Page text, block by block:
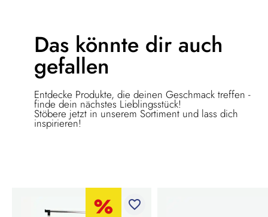
Das könnte dir auch
gefallen
Entdecke Produkte, die deinen Geschmack treffen -
finde dein nächstes Lieblingsstück!
Stöbere jetzt in unserem Sortiment und lass dich
inspirieren!
favorite_border